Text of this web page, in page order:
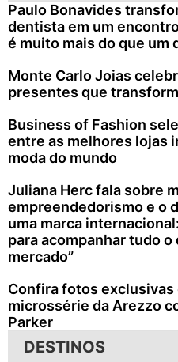
Paulo Bonavides
dentista em um
é muito mais do que um
Monte Carlo Joias
presentes que
Business of Fashion
entre as melhores lojas
moda do mundo
Juliana Herc fala sobre
empreendedorismo e o
uma marca
para acompanhar tudo
mercado”
Confira fotos exclusivas
microssérie da Arezzo
Parker
DESTINOS